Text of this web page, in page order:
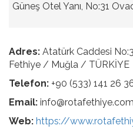
Güneş Otel Yanı, No:31
Adres: Atatürk Caddesi
Fethiye / Muğla / TÜRKİYE
Telefon: +90 (533) 141 26
Email: info@rotafethiye.com
Web: https://